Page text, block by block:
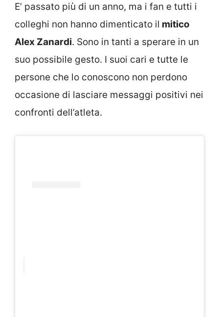
E’ passato più di un anno, ma i fan e tutti i
colleghi non hanno dimenticato il mitico
Alex Zanardi. Sono in tanti a sperare in un
suo possibile gesto. I suoi cari e tutte le
persone che lo conoscono non perdono
occasione di lasciare messaggi positivi nei
confronti dell’atleta.